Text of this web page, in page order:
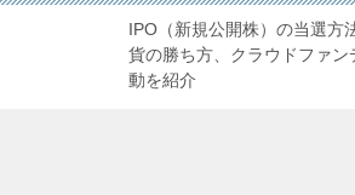
IPO（新規公開株）の当選方
貨の勝ち方、クラウドファ
動を紹介